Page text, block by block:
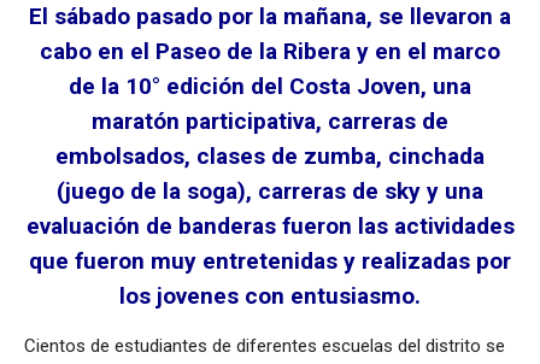
El sábado pasado por la mañana, se llevaron a
cabo en el Paseo de la Ribera y en el marco
de la 10° edición del Costa Joven, una
maratón participativa, carreras de
embolsados, clases de zumba, cinchada
(juego de la soga), carreras de sky y una
evaluación de banderas fueron las actividades
que fueron muy entretenidas y realizadas por
los jovenes con entusiasmo.
Cientos de estudiantes de diferentes escuelas del distrito se